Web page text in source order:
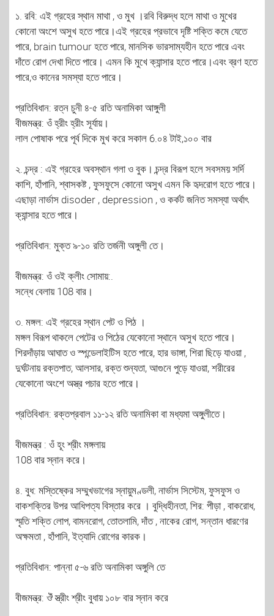
১. রবি: এই গ্রহের স্থান মাথা , ও মুখ ।রবি বিরুদ্ধ হলে মাথা ও মুখের
কোনো অংশে অসুখ হতে পারে।এই গ্রহের প্রভাবে দৃষ্টি শক্তি কমে যেতে
পারে, brain tumour হতে পারে, মানসিক ভারসাম্যহীন হতে পারে এবং
দাঁতে রোগ দেখা দিতে পারে। এমন কি মুখে ক্যান্সার হতে পারে।এবং ব্রণ হতে
পারে,ও কানের সমস্যা হতে পারে।
প্রতিবিধান: রত্ন চুনী ৪-৫ রতি অনামিকা আঙ্গুলী
বীজমন্ত্র: ওঁ হ্রীং হ্রীং সূর্যায়।
লাল পোষাক পরে পূর্ব দিকে মুখ করে সকাল 6.০৪ টাই,১০০ বার
২. চন্দ্র : এই গ্রহের অবস্থান গলা ও বুক। চন্দ্র বিরূপ হলে সবসময় সর্দি
কাশি, হাঁপানি, শ্বাসকষ্ট , ফুসফুসে কোনো অসুখ এমন কি হৃদরোগ হতে পারে।
এছাড়া নার্ভাস disoder , depression , ও কর্কট জনিত সমস্যা অর্থাৎ
ক্যান্সার হতে পারে।
প্রতিবিধান: মুক্ত ৯-১০ রতি তর্জনী অঙ্গুলী তে।
বীজমন্ত্র: ওঁ ওই ক্লীং সোমায়:.
সন্ধে বেলায় 108 বার।
৩. মঙ্গল: এই গ্রহের স্থান পেট ও পিঠ ।
মঙ্গল বিরূপ থাকলে পেটের ও পিঠের যেকোনো স্থানে অসুখ হতে পারে।
শিরদাঁড়ায় আঘাত ও স্পন্ডেলাইটিস হতে পারে, হার ভাঙ্গা, শিরা ছিড়ে যাওয়া ,
দুর্ঘটনায় রক্তপাত, আলসার, রক্ত শুন্যতা, আগুনে পুড়ে যাওয়া, শরীরের
যেকোনো অংশে অস্ত্র পচার হতে পারে।
প্রতিবিধান: রক্তপ্রবাল ১১-১২ রতি অনামিকা বা মধ্যমা অঙ্গুলীতে।
বীজমন্ত্র : ওঁ হূং শ্রীং মঙ্গলায়
108 বার স্নান করে।
৪. বুধ: মস্তিষ্কের সম্মুখভাগের স্নায়ুমণ্ডলী, নার্ভাস সিস্টেম, ফুসফুস ও
বাকশক্তির উপর আধিপত্য বিস্তার করে । বুদ্ধিহীনতা, শির: পীড়া , বাকরোধ,
স্মৃতি শক্তি লোপ, বামনরোগ, তোতলামি, দাঁত , নাকের রোগ, সন্তান ধারণের
অক্ষমতা , হাঁপানি, ইত্যাদি রোগের কারক।
প্রতিবিধান: পান্না ৫-৬ রতি অনামিকা অঙ্গুলি তে
বীজমন্ত্র: ঔঁ স্ত্রীং শ্রীং বুধায় ১০৮ বার স্নান করে